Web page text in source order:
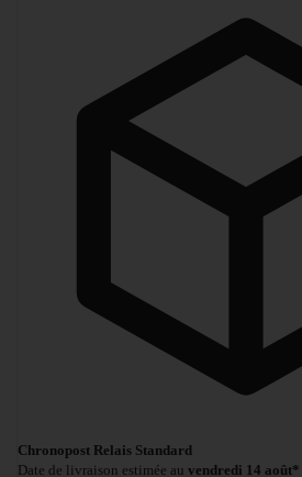
Chronopost Relais Standard
Date de livraison estimée au vendredi 14 août*